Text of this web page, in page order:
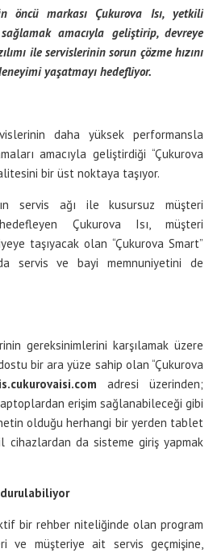
öncü markası Çukurova Isı, yetkili
amacıyla geliştirip, devreye
ile servislerinin sorun çözme hızını
yaşatmayı hedefliyor.
daha yüksek performansla
amacıyla geliştirdiği “Çukurova
bir üst noktaya taşıyor.
servis ağı ile kusursuz müşteri
Çukurova Isı, müşteri
taşıyacak olan “Çukurova Smart”
servis ve bayi memnuniyetini de
gereksinimlerini karşılamak üzere
bir ara yüze sahip olan “Çukurova
adresi üzerinden;
erişim sağlanabileceği gibi
olduğu herhangi bir yerden tablet
cihazlardan da sisteme giriş yapmak
bir rehber niteliğinde olan program
ve müşteriye ait servis geçmişine,